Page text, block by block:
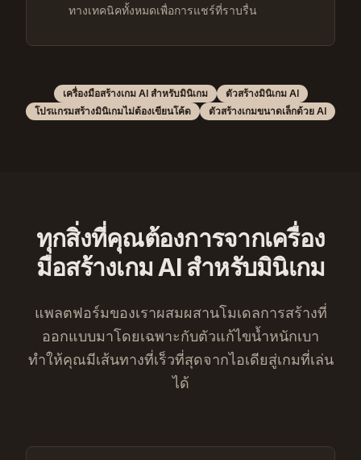
ทางเทคนิคทั้งหมดเพื่อการแชร์ที่ราบรื่น
เครื่องมือสร้างเกม AI สำหรับมินิเกม
ตัวสร้างมินิเกม AI
โปรแกรมสร้างมินิเกมไม่ต้องเขียนโค้ด
ตัวสร้างเกมขนาดเล็กด้วย AI
ทุกสิ่งที่คุณต้องการจากเครื่อง
มือสร้างเกม AI สำหรับมินิเกม
แพลตฟอร์มของเราผสมผสานโมเดลการสร้างที่
ออกแบบมาโดยเฉพาะกับตัวแก้ไขน้ำหนักเบา
ทำให้คุณมีเส้นทางที่เร็วที่สุดจากไอเดียสู่เกมที่เล่น
ได้